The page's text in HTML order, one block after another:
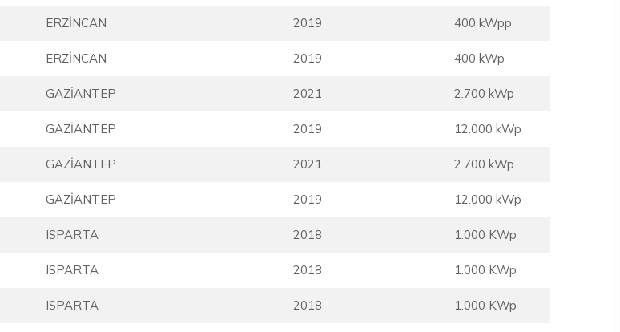
ERZİNCAN 2019 400 kWpp
ERZİNCAN 2019 400 kWp
GAZİANTEP 2021 2.700 kWp
GAZİANTEP 2019 12.000 kWp
GAZİANTEP 2021 2.700 kWp
GAZİANTEP 2019 12.000 kWp
ISPARTA 2018 1.000 KWp
ISPARTA 2018 1.000 KWp
ISPARTA 2018 1.000 KWp